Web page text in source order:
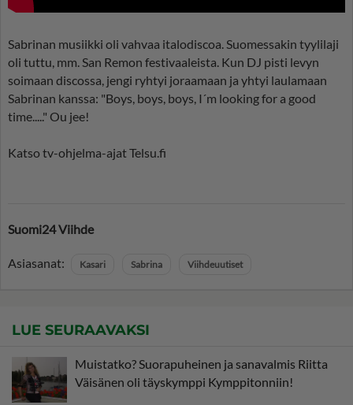
Sabrinan musiikki oli vahvaa italodiscoa. Suomessakin tyylilaji
oli tuttu, mm. San Remon festivaaleista. Kun DJ pisti levyn
soimaan discossa, jengi ryhtyi joraamaan ja yhtyi laulamaan
Sabrinan kanssa: "Boys, boys, boys, I´m looking for a good
time....." Ou jee!
Katso tv-ohjelma-ajat Telsu.fi
Suomi24 Viihde
Asiasanat: Kasari Sabrina Viihdeuutiset
LUE SEURAAVAKSI
Muistatko? Suorapuheinen ja sanavalmis Riitta
Väisänen oli täyskymppi Kymppitonniin!